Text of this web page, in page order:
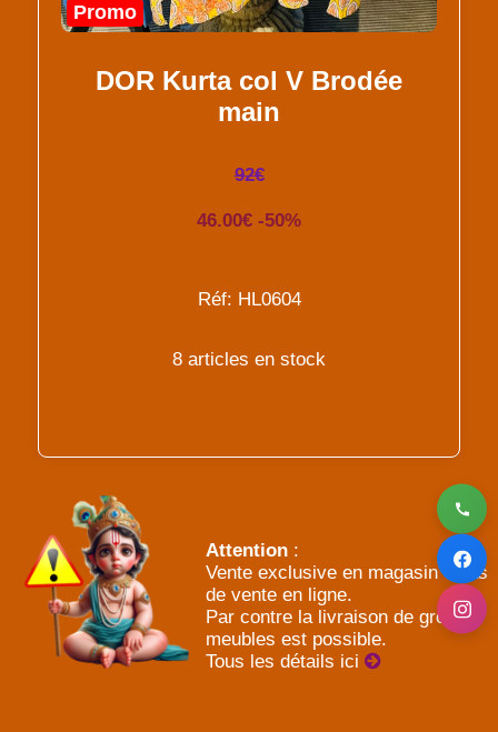
Promo
DOR Kurta col V Brodée
main
92€
46.00€ -50%
Réf: HL0604
8 articles en stock
Attention :
Vente exclusive en magasin - Pas
de vente en ligne.
Par contre la livraison de gros
meubles est possible.
Tous les détails ici